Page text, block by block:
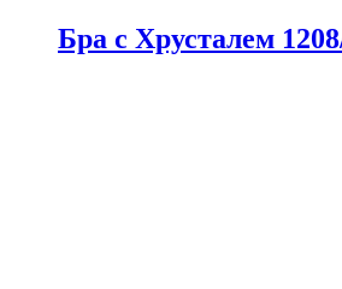
Бра с Хрусталем